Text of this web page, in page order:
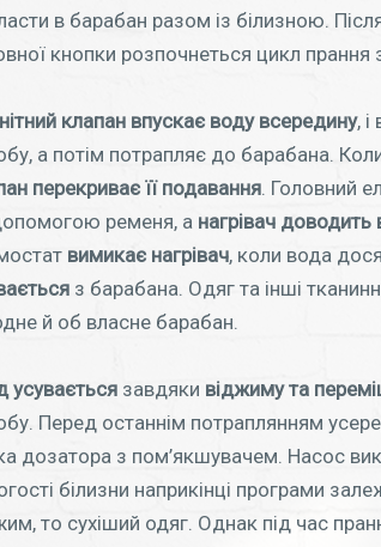
в барабан разом із білизною.
кнопки розпочнеться цикл
клапан впускає воду всередину,
а потім потрапляє до барабана.
перекриває її подавання. Головний
ременя, а нагрівач доводить
вимикає нагрівач, коли вода
з барабана. Одяг та інші
й об власне барабан.
усувається завдяки віджиму та
Перед останнім потраплянням
дозатора з пом’якшувачем. Насос
білизни наприкінці програми
то сухіший одяг. Однак під час